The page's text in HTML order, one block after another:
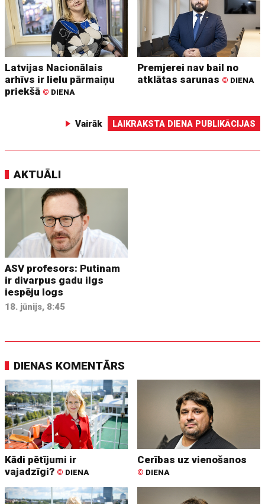
Latvijas Nacionālais
arhīvs ir lielu pārmaiņu
priekšā © DIENA
Premjerei nav bail no
atklātas sarunas © DIENA
Vairāk LAIKRAKSTA DIENA PUBLIKĀCIJAS
AKTUĀLI
ASV profesors: Putinam
ir divarpus gadu ilgs
iespēju logs
18. jūnijs, 8:45
DIENAS KOMENTĀRS
Kādi pētījumi ir
vajadzīgi? © DIENA
Cerības uz vienošanos
© DIENA